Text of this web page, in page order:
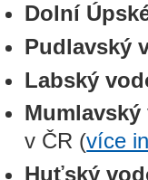
Dolní
Pudlavský
Labský
Mumlavský
v ČR (více
Huťský